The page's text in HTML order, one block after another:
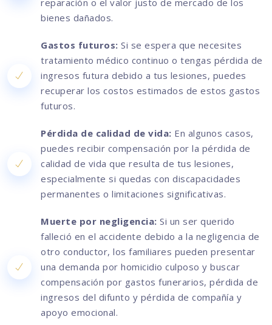
reparación o el valor justo de mercado de los
bienes dañados.
Gastos futuros: Si se espera que necesites
tratamiento médico continuo o tengas pérdida de
ingresos futura debido a tus lesiones, puedes
recuperar los costos estimados de estos gastos
futuros.
Pérdida de calidad de vida: En algunos casos,
puedes recibir compensación por la pérdida de
calidad de vida que resulta de tus lesiones,
especialmente si quedas con discapacidades
permanentes o limitaciones significativas.
Muerte por negligencia: Si un ser querido
falleció en el accidente debido a la negligencia de
otro conductor, los familiares pueden presentar
una demanda por homicidio culposo y buscar
compensación por gastos funerarios, pérdida de
ingresos del difunto y pérdida de compañía y
apoyo emocional.